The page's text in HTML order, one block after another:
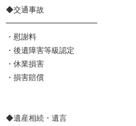
◆交通事故
━━━━━━━━━━━━
・慰謝料
・後遺障害等級認定
・休業損害
・損害賠償
◆遺産相続・遺言